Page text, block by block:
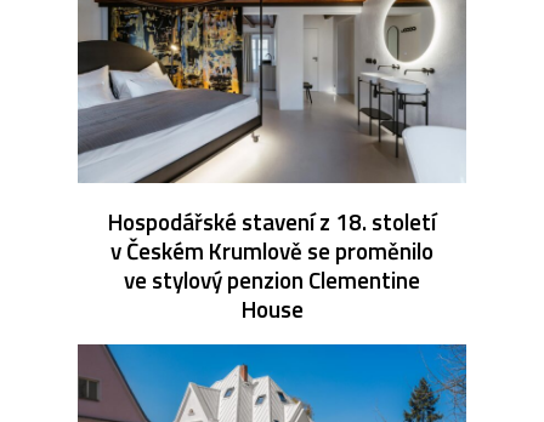
Hospodářské stavení z 18. století
v Českém Krumlově se proměnilo
ve stylový penzion Clementine
House